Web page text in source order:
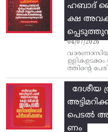
ഹബാദ്
ക്ഷ
04/07/2026
ത്തിന്റെ
ദേശീയ
പെടല്‍
ണം